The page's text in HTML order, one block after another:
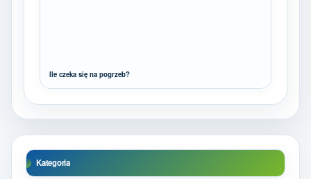
Ile czeka się na pogrzeb?
Kategoria